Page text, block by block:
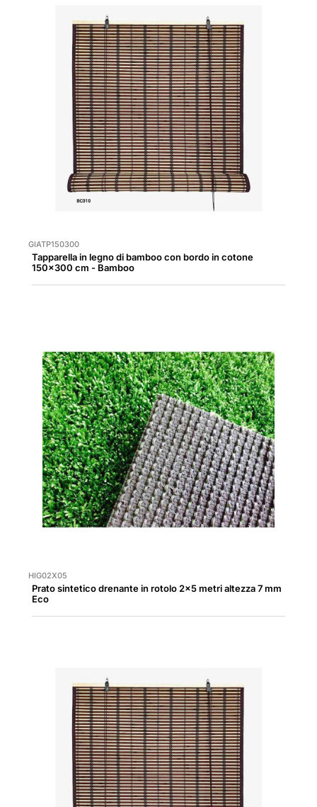
GIATP150300
Tapparella in legno di bamboo con bordo in cotone
150x300 cm - Bamboo
HIG02X05
Prato sintetico drenante in rotolo 2x5 metri altezza 7 mm
Eco